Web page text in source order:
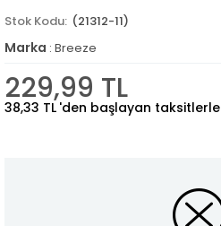
(21312-11)
Marka : Breeze
229,99 TL
38,33 TL 'den başlayan taksitlerle